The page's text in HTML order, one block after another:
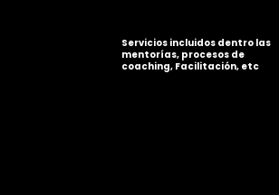
Servicios incluidos dentro las
mentorías, procesos de
coaching, Facilitación, etc